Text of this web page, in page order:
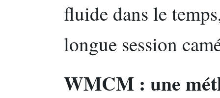
fluide dans le
longue session
WMCM : une